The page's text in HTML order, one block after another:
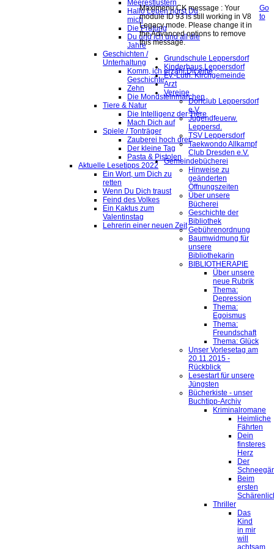
Meeresflüstern
Hallo Leben hörst Du
mich
Die Prüfung
Du und ich und all die
Jahre
Geschichten /
Unterhaltung
Komm, ich erzähl Dir eine
Geschichte
Zehn
Die Mondsteinmärchen
Tiere & Natur
Die Intelligenz der Tiere
Mach Dich auf
Spiele / Tonträger
Zauberei hoch drei
Der kleine Tag
Pasta & Pistolen
Aktuelle Lesetipps 2022
Ein Wort, um Dich zu
retten
Wenn Du Dich traust
Feind des Volkes
Ein Kaktus zum
Valentinstag
Lehrerin einer neuen Zeit
Maximenu CK message : Your
module ID 93 is still working in V8
Legacy mode. Please change it in
the Advanced options to remove
this message.
Grundschule Leppersdorf
Kinderhaus Leppersdorf
Ev.-Luth. Kirchgemeinde
Arzt
Vereine
Dorfclub Leppersdorf
e.V.
Jugendfeuerw.
Leppersd.
TSV Leppersdorf
Taekwondo Allkampf
Club Dresden e.V.
Gemeindebücherei
Hinweise zu
geänderten
Öffnungszeiten
Über unsere
Bücherei
Geschichte der
Bibliothek
Gebührenordnung
Baumwidmung für
unsere
Bibliothekarin
BIBLIOTHERAPIE
Über unsere
neue Rubrik
Thema:
Depression
Thema:
Egoismus
Thema:
Freundschaft
Thema: Glück
Unser Vorlesetag am
20.11.2015 -
Rückblick
Lesestart für unsere
Jüngsten
Bücherkiste - unser
Buchtipp-Archiv
Kriminalromane
Heimliche
Fährten
Dein
finsteres
Herz
Der
Beim
ersten
Thriller
Das
Kind
in mir
will
achtsam
Go
to